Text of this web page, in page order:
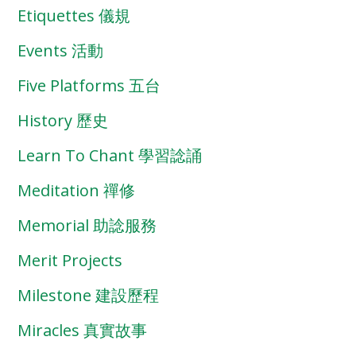
Etiquettes 儀規
Events 活動
Five Platforms 五台
History 歷史
Learn To Chant 學習諗誦
Meditation 禪修
Memorial 助諗服務
Merit Projects
Milestone 建設歷程
Miracles 真實故事